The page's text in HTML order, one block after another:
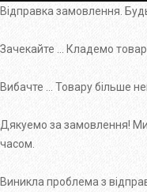
Відправка замовлення.
Зачекайте ... Кладемо товар
Вибачте ... Товару більше
Дякуемо за замовлення!
часом.
Виникла проблема з